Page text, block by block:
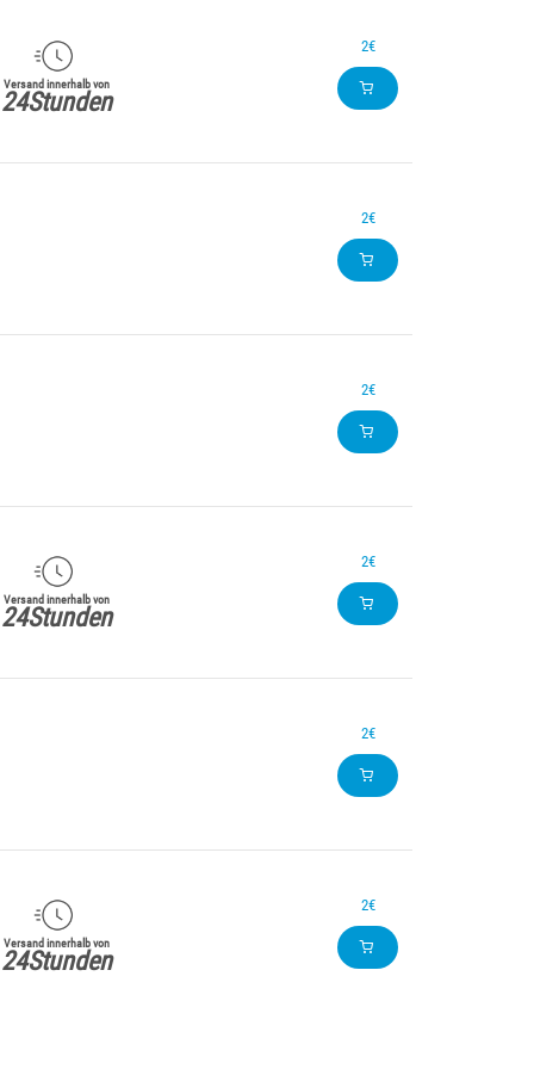
Versand innerhalb von
24Stunden
2€
2€
2€
Versand innerhalb von
24Stunden
2€
2€
Versand innerhalb von
24Stunden
2€